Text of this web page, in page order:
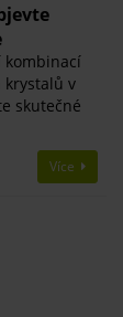
kombinací
krystalů v
skutečné
Více